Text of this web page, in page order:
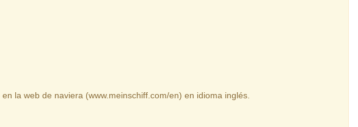
la web de naviera (www.meinschiff.com/en) en idioma inglés.